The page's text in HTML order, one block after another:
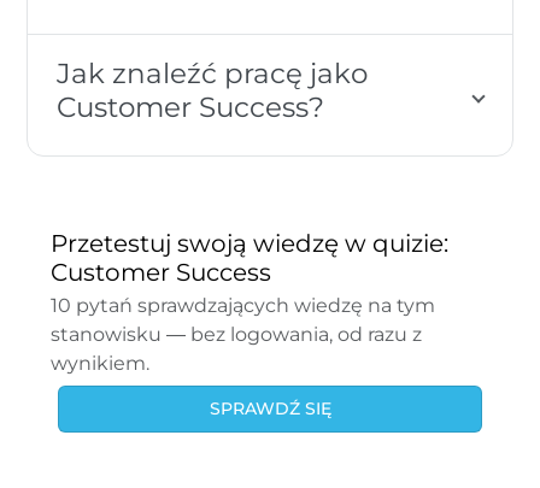
Jak znaleźć pracę jako
Customer Success?
Przetestuj swoją wiedzę w quizie:
Customer Success
10 pytań sprawdzających wiedzę na tym
stanowisku — bez logowania, od razu z
wynikiem.
SPRAWDŹ SIĘ